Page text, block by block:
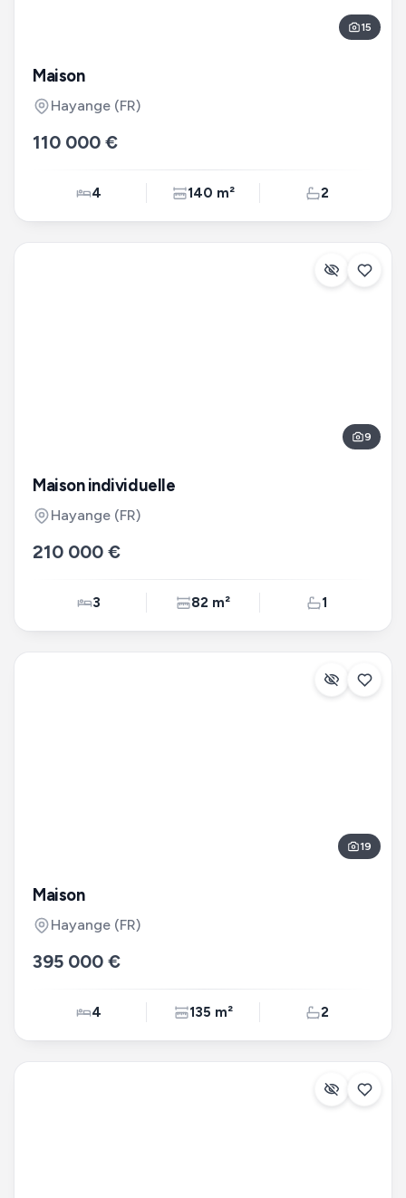
15
Maison
Hayange (FR)
110 000 €
4 140 m² 2
9
Maison individuelle
Hayange (FR)
210 000 €
3 82 m² 1
19
Maison
Hayange (FR)
395 000 €
4 135 m² 2